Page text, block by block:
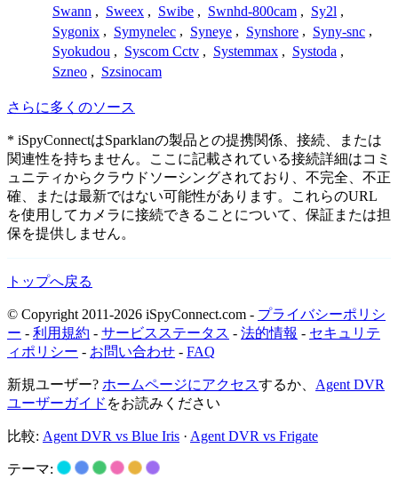
Swann , Sweex , Swibe , Swnhd-800cam , Sy2l ,
Sygonix , Symynelec , Syneye , Synshore , Syny-snc ,
Syokudou , Syscom Cctv , Systemmax , Systoda ,
Szneo , Szsinocam
さらに多くのソース
* iSpyConnectはSparklanの製品との提携関係、接続、または
関連性を持ちません。ここに記載されている接続詳細はコミ
ュニティからクラウドソーシングされており、不完全、不正
確、または最新ではない可能性があります。これらのURL
を使用してカメラに接続できることについて、保証または担
保を提供しません。
トップへ戻る
© Copyright 2011-2026 iSpyConnect.com - プライバシーポリシ
ー - 利用規約 - サービスステータス - 法的情報 - セキュリテ
ィポリシー - お問い合わせ - FAQ
新規ユーザー? ホームページにアクセスするか、 Agent DVR
ユーザーガイド をお読みください
比較: Agent DVR vs Blue Iris · Agent DVR vs Frigate
テーマ: